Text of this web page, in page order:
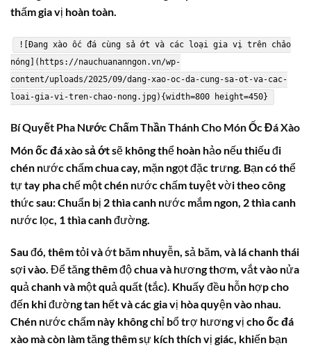
thấm gia vị hoàn toàn.
![Đang xào ốc đá cùng sả ớt và các loại gia vị trên chảo
nóng](https://nauchuananngon.vn/wp-
content/uploads/2025/09/dang-xao-oc-da-cung-sa-ot-va-cac-
loai-gia-vi-tren-chao-nong.jpg){width=800 height=450}
Bí Quyết Pha Nước Chấm Thần Thánh Cho MónỐc Đá Xào
Mónốc đá xào sả ớtsẽ không thể hoàn hảo nếu thiếu đi
chén nước chấm chua cay, mặn ngọt đặc trưng. Bạn có thể
tự tay pha chế một chén nước chấm tuyệt vời theo công
thức sau: Chuẩn bị 2 thìa canh nước mắm ngon, 2 thìa canh
nước lọc, 1 thìa canh đường.
Sau đó, thêm tỏi và ớt băm nhuyễn, sả băm, và lá chanh thái
sợi vào. Để tăng thêm độ chua và hương thơm, vắt vào nửa
quả chanh và một quả quất (tắc). Khuấy đều hỗn hợp cho
đến khi đường tan hết và các gia vị hòa quyện vào nhau.
Chén nước chấm này không chỉ bổ trợ hương vị choốc đá
xào mà còn làm tăng thêm sự kích thích vị giác, khiến bạn